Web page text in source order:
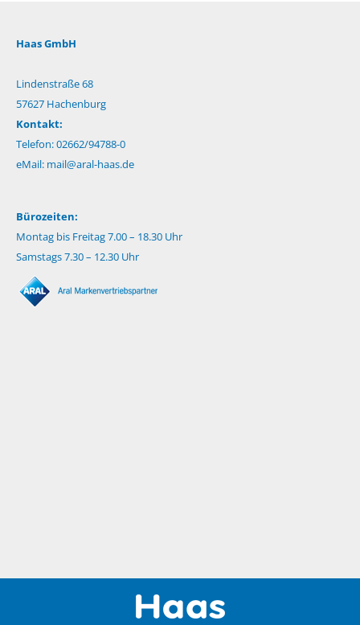
Haas GmbH
Lindenstraße 68
57627 Hachenburg
Kontakt:
Telefon: 02662/94788-0
eMail: mail@aral-haas.de
Bürozeiten:
Montag bis Freitag 7.00 – 18.30 Uhr
Samstags 7.30 – 12.30 Uhr